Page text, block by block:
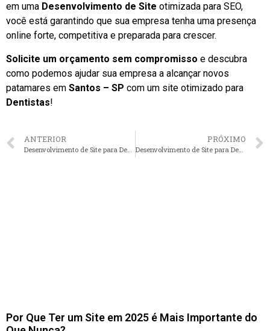
em uma Desenvolvimento de Site otimizada para SEO,
você está garantindo que sua empresa tenha uma presença
online forte, competitiva e preparada para crescer.
Solicite um orçamento sem compromisso e descubra
como podemos ajudar sua empresa a alcançar novos
patamares em Santos – SP com um site otimizado para
Dentistas!
ANTERIOR
Desenvolvimento de Site para Dentistas em Ribeirão Preto – SP faça seu orçamento
PRÓXIMO
Desenvolvimento de Site para Dentistas em Niterói – RJ faça seu orçamento
Por Que Ter um Site em 2025 é Mais Importante do